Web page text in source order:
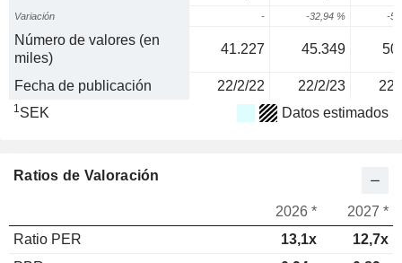
Variación - -32,94 % -
Número de valores (en
miles)
41.227 45.349
Fecha de publicación 22/2/22 22/2/23 22/
1SEK Datos estimados
Ratios de Valoración
2026 *
2027 *
Ratio PER
13,1x
12,7x